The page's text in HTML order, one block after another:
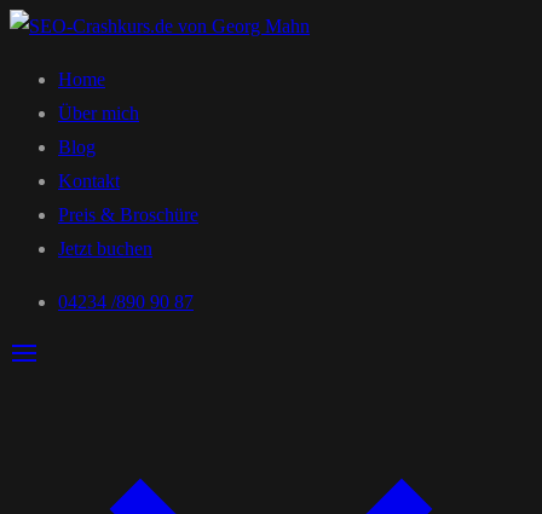
Home
Über mich
Blog
Kontakt
Preis & Broschüre
Jetzt buchen
04234 /890 90 87